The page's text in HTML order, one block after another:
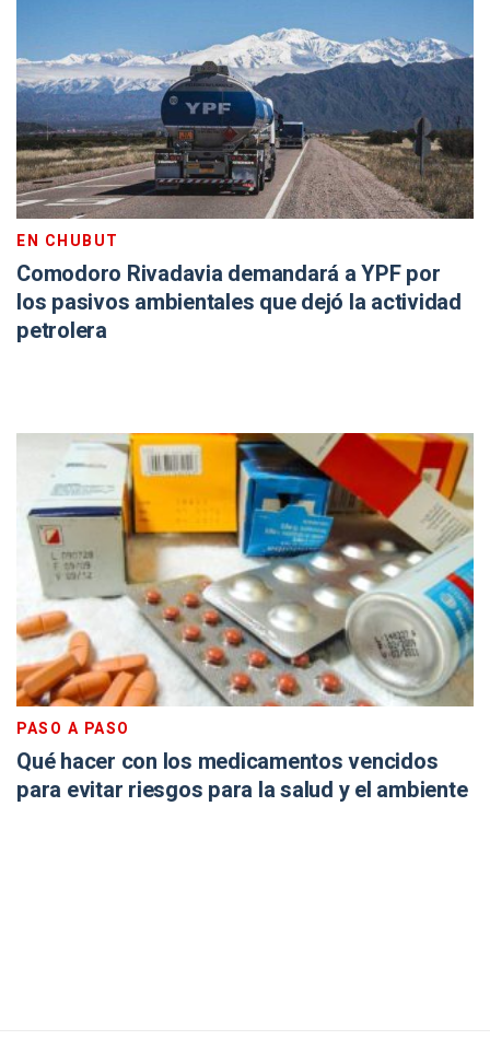
EN CHUBUT
Comodoro Rivadavia demandará a YPF por
los pasivos ambientales que dejó la actividad
petrolera
PASO A PASO
Qué hacer con los medicamentos vencidos
para evitar riesgos para la salud y el ambiente